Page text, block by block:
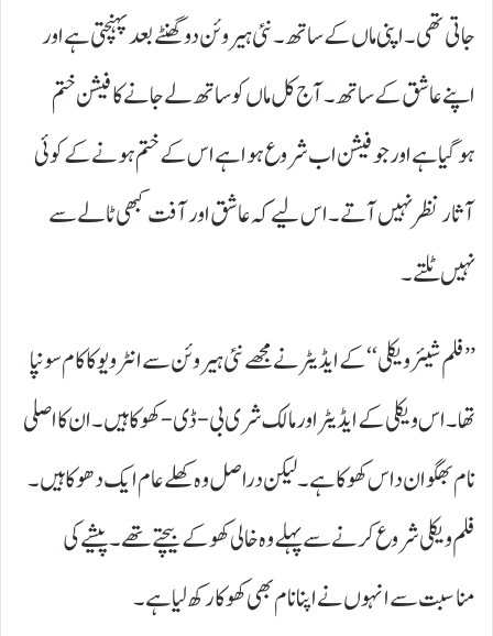
جاتی تھی۔ اپنی ماں کے ساتھ۔ نئی ہیروئن دو گھنٹے بعد پہنچتی ہے اور
اپنے عاشق کے ساتھ۔ آج کل ماں کو ساتھ لے جانے کا فیشن ختم
ہوگیا ہے اور جو فیشن اب شروع ہوا ہے اس کے ختم ہونے کے کوئی
آثار نظر نہیں آتے۔ اس لیے کہ عاشق اور آفت کبھی ٹالے سے
نہیں ٹلتے۔
’’فلم شیئر ویکلی‘‘ کے ایڈیٹر نے مجھے نئی ہیروئن سے انٹرویو کا کام سونپا
تھا۔ اس ویکلی کے ایڈیٹر اور مالک شری بی- ڈی- کھوکا ہیں۔ ان کا اصلی
نام بھگوان داس کھوکا ہے۔ لیکن دراصل وہ کھلے عام ایک دھوکا ہیں۔
فلم ویکلی شروع کرنے سے پہلے وہ خالی کھوکے بیچتے تھے۔ پیشے کی
مناسبت سے انہوں نے اپنا نام بھی کھوکا رکھ لیا ہے۔